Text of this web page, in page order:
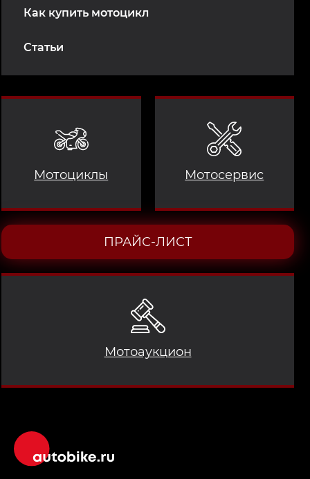
Как купить мотоцикл
Статьи
Мотоциклы
Мотоаукцион
Мотосервис
ПРАЙС-ЛИСТ